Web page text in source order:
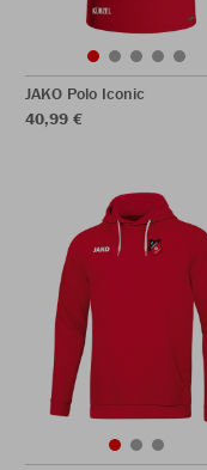
JAKO Polo Iconic
40,99 €